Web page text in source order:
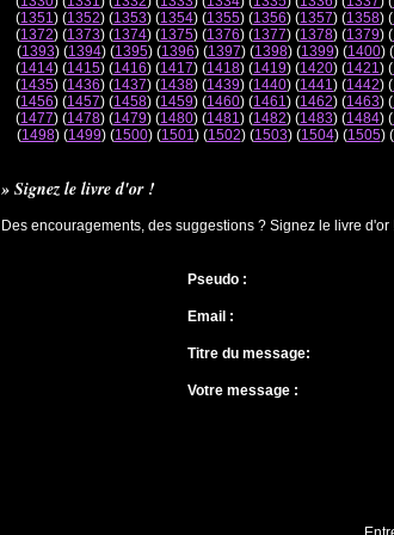
(1351) (1352) (1353) (1354) (1355) (1356) (1357) (1358) (
(1372) (1373) (1374) (1375) (1376) (1377) (1378) (1379) (
(1393) (1394) (1395) (1396) (1397) (1398) (1399) (1400) (
(1414) (1415) (1416) (1417) (1418) (1419) (1420) (1421) (
(1435) (1436) (1437) (1438) (1439) (1440) (1441) (1442) (
(1456) (1457) (1458) (1459) (1460) (1461) (1462) (1463) (
(1477) (1478) (1479) (1480) (1481) (1482) (1483) (1484) (
(1498) (1499) (1500) (1501) (1502) (1503) (1504) (1505) (
» Signez le livre d'or !
Des encouragements, des suggestions ? Signez le livre d'or
Pseudo :
Email :
Titre du message:
Votre message :